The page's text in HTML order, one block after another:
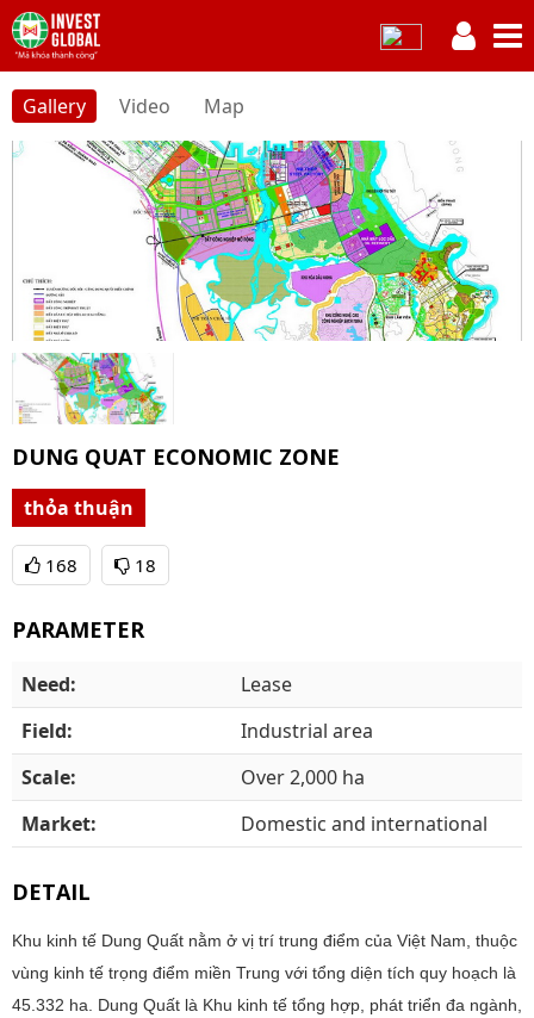
Gallery Video Map
DUNG QUAT ECONOMIC ZONE
thỏa thuận
168 18
PARAMETER
Need:
Lease
Field:
Industrial area
Scale:
Over 2,000 ha
Market:
Domestic and international
DETAIL
Khu kinh tế Dung Quất nằm ở vị trí trung điểm của Việt Nam, thuộc
vùng kinh tế trọng điểm miền Trung với tổng diện tích quy hoạch là
45.332 ha. Dung Quất là Khu kinh tế tổng hợp, phát triển đa ngành,